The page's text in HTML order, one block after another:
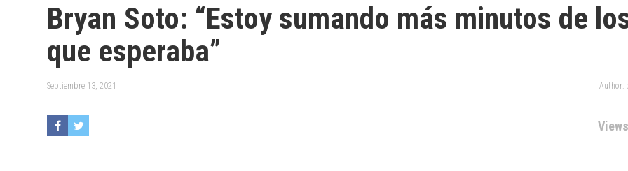
Bryan Soto: “Estoy sumando más minutos de
que esperaba”
Septiembre 13, 2021 Author: